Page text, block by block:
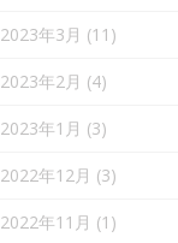
2023年3月 (11)
2023年2月 (4)
2023年1月 (3)
2022年12月 (3)
2022年11月 (1)